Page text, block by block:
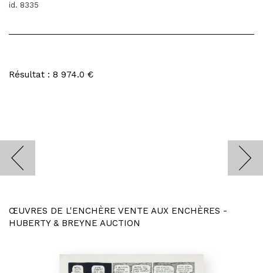
id. 8335
Résultat : 8 974.0 €
ŒUVRES DE L'ENCHÈRE VENTE AUX ENCHÈRES -
HUBERTY & BREYNE AUCTION